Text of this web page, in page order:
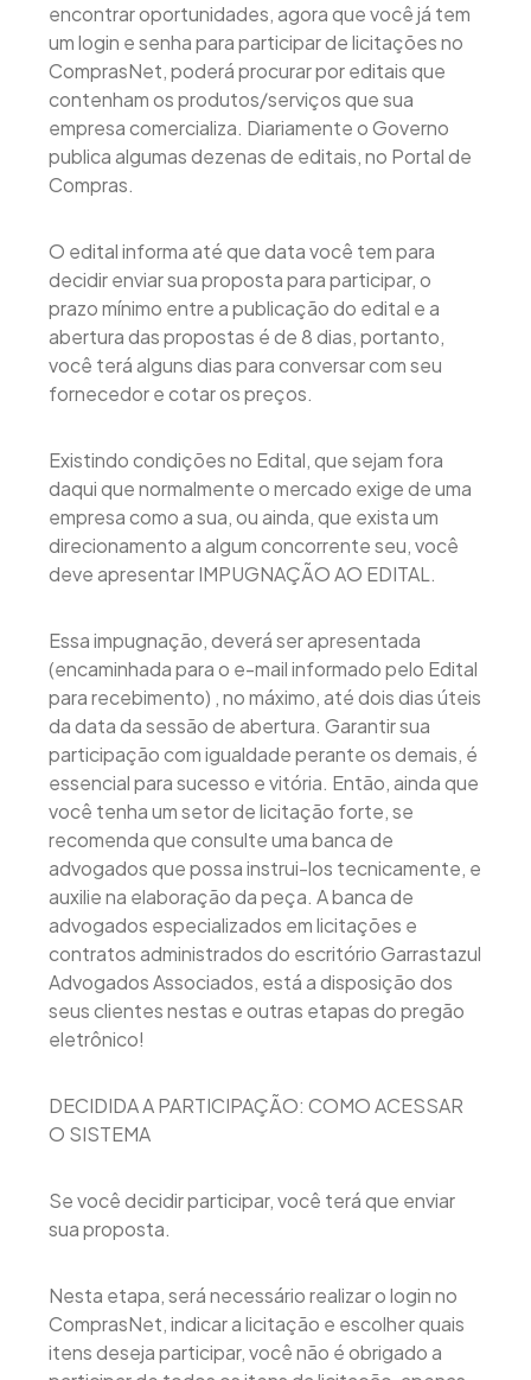
encontrar oportunidades, agora que você já tem
um login e senha para participar de licitações no
ComprasNet, poderá procurar por editais que
contenham os produtos/serviços que sua
empresa comercializa. Diariamente o Governo
publica algumas dezenas de editais, no Portal de
Compras.
O edital informa até que data você tem para
decidir enviar sua proposta para participar, o
prazo mínimo entre a publicação do edital e a
abertura das propostas é de 8 dias, portanto,
você terá alguns dias para conversar com seu
fornecedor e cotar os preços.
Existindo condições no Edital, que sejam fora
daqui que normalmente o mercado exige de uma
empresa como a sua, ou ainda, que exista um
direcionamento a algum concorrente seu, você
deve apresentar IMPUGNAÇÃO AO EDITAL.
Essa impugnação, deverá ser apresentada
(encaminhada para o e-mail informado pelo Edital
para recebimento) , no máximo, até dois dias úteis
da data da sessão de abertura. Garantir sua
participação com igualdade perante os demais, é
essencial para sucesso e vitória. Então, ainda que
você tenha um setor de licitação forte, se
recomenda que consulte uma banca de
advogados que possa instrui-los tecnicamente, e
auxilie na elaboração da peça. A banca de
advogados especializados em licitações e
contratos administrados do escritório Garrastazul
Advogados Associados, está a disposição dos
seus clientes nestas e outras etapas do pregão
eletrônico!
DECIDIDA A PARTICIPAÇÃO: COMO ACESSAR
O SISTEMA
Se você decidir participar, você terá que enviar
sua proposta.
Nesta etapa, será necessário realizar o login no
ComprasNet, indicar a licitação e escolher quais
itens deseja participar, você não é obrigado a